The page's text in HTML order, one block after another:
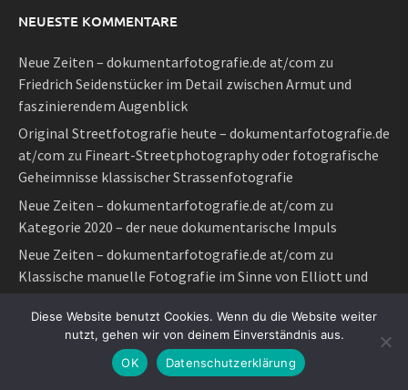
NEUESTE KOMMENTARE
Neue Zeiten – dokumentarfotografie.de at/com zu
Friedrich Seidenstücker im Detail zwischen Armut und
faszinierendem Augenblick
Original Streetfotografie heute – dokumentarfotografie.de
at/com zu Fineart-Streetphotography oder fotografische
Geheimnisse klassischer Strassenfotografie
Neue Zeiten – dokumentarfotografie.de at/com zu
Kategorie 2020 – der neue dokumentarische Impuls
Neue Zeiten – dokumentarfotografie.de at/com zu
Klassische manuelle Fotografie im Sinne von Elliott und
Neue Zeiten – dokumentarfotografie.de at/comzu Original
Streetfotografie heute
Diese Website benutzt Cookies. Wenn du die Website weiter
nutzt, gehen wir von deinem Einverständnis aus.
OK
Datenschutzerklärung